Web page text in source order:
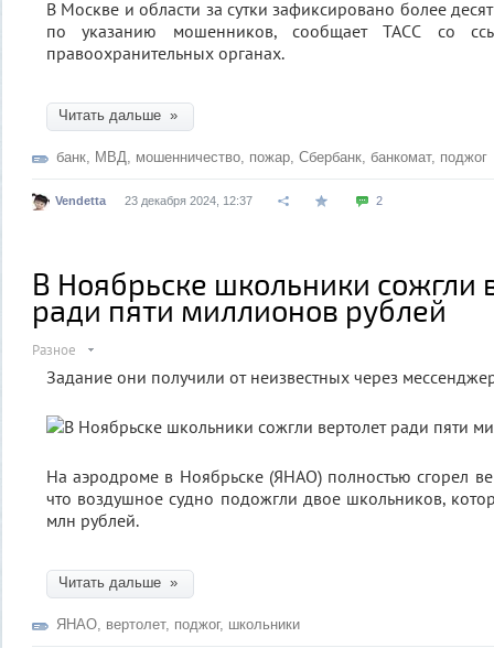
В Москве и области за сутки зафиксировано более
по указанию мошенников, сообщает ТАСС со
правоохранительных органах.
Читать дальше »
банк МВД мошенничество пожар Сбербанк банкомат, поджог
Vendetta 23 декабря 2024, 12:37 2
В Ноябрьске школьники сожгли
ради пяти миллионов рублей
Разное
Задание они получили от неизвестных через
На аэродроме в Ноябрьске (ЯНАО) полностью сгорел
что воздушное судно подожгли двое школьников,
млн рублей.
Читать дальше »
ЯНАО вертолет, поджог, школьники